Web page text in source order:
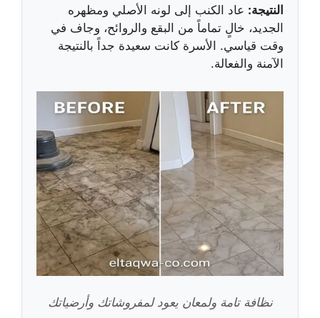
النتيجة: عاد الكنب إلى لونه الأصلي ومظهره
الجديد، خالٍ تماماً من البقع والروائح، وجاف في
وقت قياسي. الأسرة كانت سعيدة جداً بالنتيجة
الآمنة والفعالة.
نظافة تامة ولمعان يعود لمفروشاتك وأرضياتك